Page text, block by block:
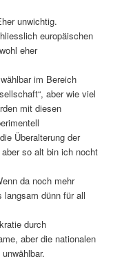
unwichtig.
europäischen
eher
im Bereich
aber wie viel
mit diesen
Überalterung der
so alt bin ich nocht
da noch mehr
langsam dünn für all
durch
aber die nationalen